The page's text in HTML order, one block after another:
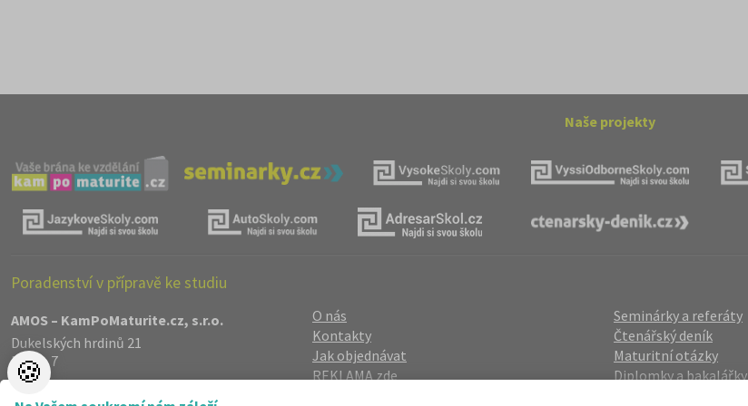
Naše projekty
Poradenství v přípravě ke studiu
AMOS – KamPoMaturite.cz, s.r.o.
Dukelských hrdinů 21
Praha 7
170 00
info@kampomaturite.cz
O nás
Kontakty
Jak objednávat
REKLAMA zde
Seminárky a referáty
Čtenářský deník
Maturitní otázky
Diplomky a bakalářky
🍪